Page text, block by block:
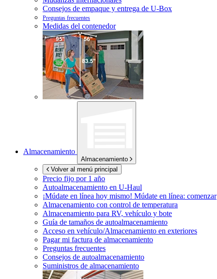
Consejos de empaque y entrega de U-Box
Preguntas frecuentes
Medidas del contenedor
Almacenamiento
Almacenamiento
Volver al menú principal
Precio fijo por 1 año
Autoalmacenamiento en U-Haul
¡Múdate en línea hoy mismo! Múdate en línea: comenzar
Almacenamiento con control de temperatura
Almacenamiento para RV, vehículo y bote
Guía de tamaños de autoalmacenamiento
Acceso en vehículo/Almacenamiento en exteriores
Pagar mi factura de almacenamiento
Preguntas frecuentes
Consejos de autoalmacenamiento
Suministros de almacenamiento